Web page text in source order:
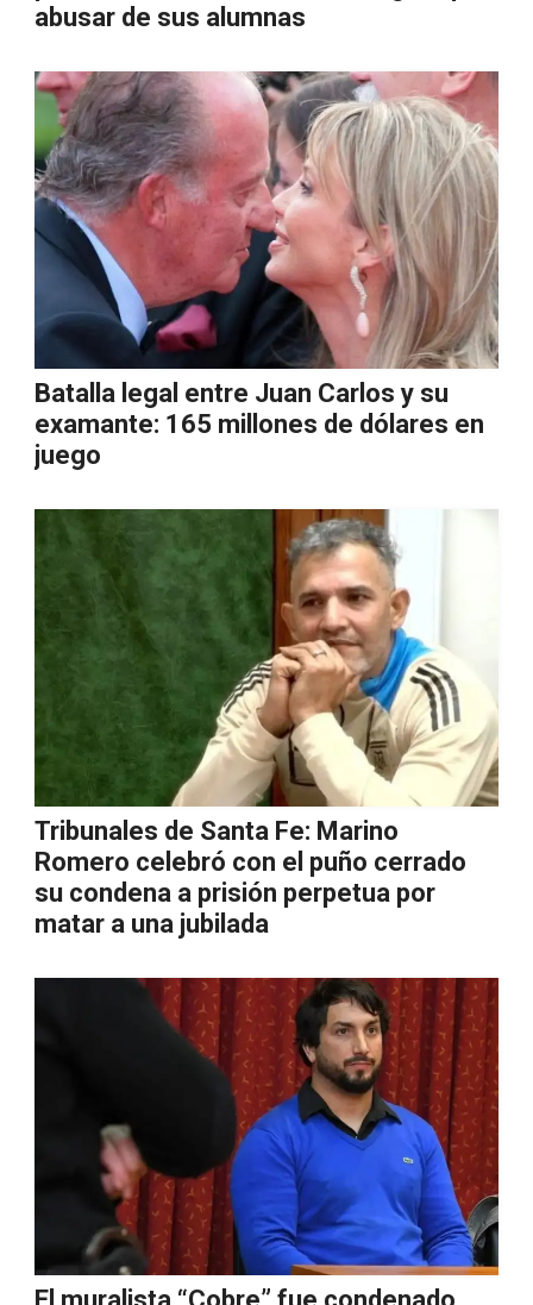
abusar de sus alumnas
Batalla legal entre Juan Carlos y su
examante: 165 millones de dólares en
juego
Tribunales de Santa Fe: Marino
Romero celebró con el puño cerrado
su condena a prisión perpetua por
matar a una jubilada